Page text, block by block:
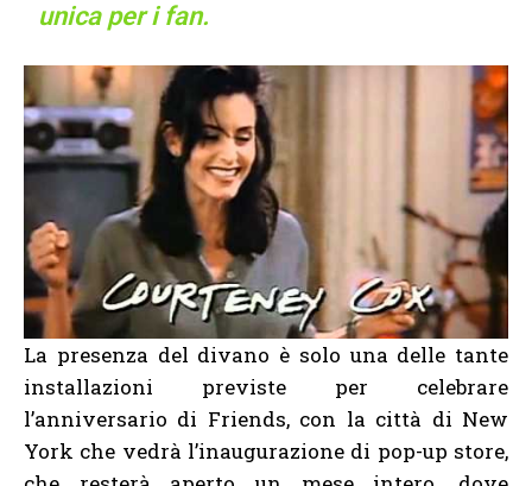
unica per i fan.
La presenza del divano è solo una delle tante
installazioni previste per celebrare
l’anniversario di Friends, con la città di New
York che vedrà l’inaugurazione di pop-up store,